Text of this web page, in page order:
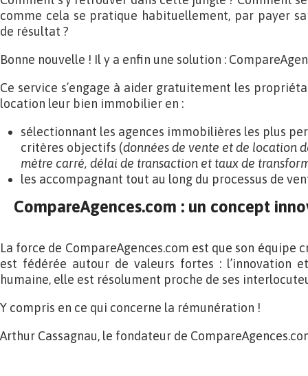
comme cela se pratique habituellement, par payer
de résultat ?
Bonne nouvelle ! Il y a enfin une solution :
Ce service s’engage à aider gratuitement les
location leur bien immobilier en :
sélectionnant les agences immobilières les plus
critères objectifs (données de vente et de location
mètre carré, délai de transaction et taux de
les accompagnant tout au long du processus de
CompareAgences.com : un concept
La force de CompareAgences.com est que son équipe
est fédérée autour de valeurs fortes : l’innovation
humaine, elle est résolument proche de ses
Y compris en ce qui concerne la rémunération !
Arthur Cassagnau, le fondateur de